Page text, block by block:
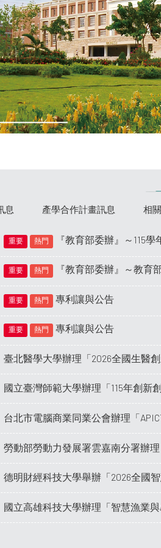
息 產學合作計畫訊息 相
重要 熱門 『教育部委辦』～115
重要 熱門 『教育部委辦』～教育
重要 熱門 專利讓與公告
重要 熱門 專利讓與公告
臺北醫學大學辦理「2026全國生醫
國立臺灣師範大學辦理「115年創新
台北市電腦商業同業公會辦理「
勞動部勞動力發展署雲嘉南分署辦
德明財經科技大學舉辦「2026全國
國立高雄科技大學辦理「智慧漁業與